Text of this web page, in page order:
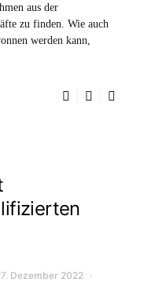
aus der
zu finden. Wie auch
werden kann,
Dezember 2022